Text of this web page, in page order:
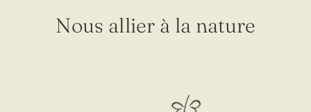
Nous allier à la nature